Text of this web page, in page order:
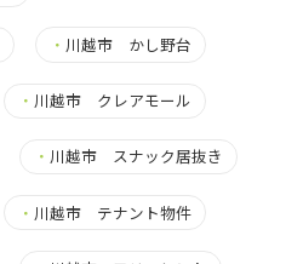
・ 川越市 かし野台
・ 川越市 クレアモール
・ 川越市 スナック居抜き
・ 川越市 テナント物件